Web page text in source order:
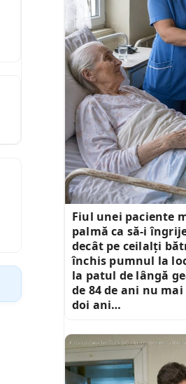
Fiul unei paciente
palmă ca să-i
decât pe ceilalți
închis pumnul la
la patul de lângă
de 84 de ani nu
doi ani…